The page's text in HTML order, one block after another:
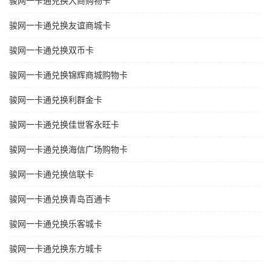
骏网一卡通兑换友谊商城卡
骏网一卡通兑换双币卡
骏网一卡通兑换锦辉商城购物卡
骏网一卡通兑换利群金卡
骏网一卡通兑换佳世客永旺卡
骏网一卡通兑换海信广场购物卡
骏网一卡通兑换信联卡
骏网一卡通兑换青岛百通卡
骏网一卡通兑换乐客城卡
骏网一卡通兑换东方城卡